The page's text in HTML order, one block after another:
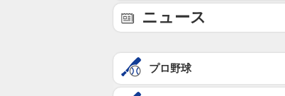
ニュース
プロ野球